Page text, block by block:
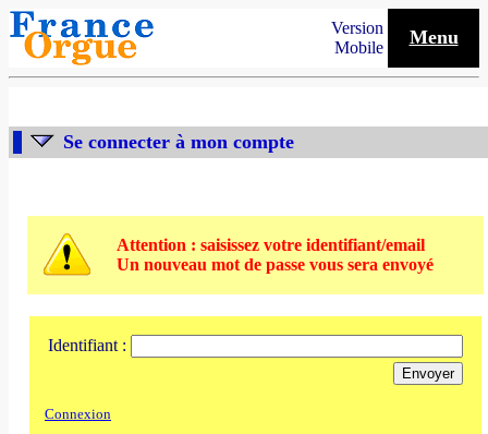
Version
Mobile
Menu
Se connecter à mon compte
Attention : saisissez votre identifiant/email
Un nouveau mot de passe vous sera envoyé
Identifiant :
Connexion